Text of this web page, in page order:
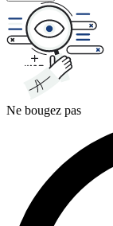
Ne bougez pas